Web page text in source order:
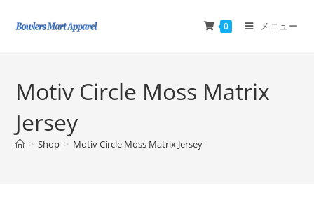
0 メニュー
Motiv Circle Moss Matrix
Jersey
> Shop > Motiv Circle Moss Matrix Jersey